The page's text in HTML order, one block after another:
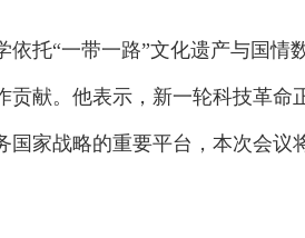
托“一带一路”文化遗产与国情
献。他表示，新一轮科技革命
家战略的重要平台，本次会议